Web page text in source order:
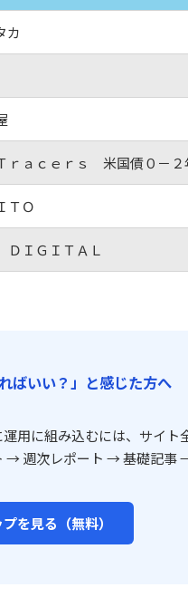
カ
ｒａｃｅｒｓ 米国債０－２
ＴＯ
ＩＧＩＴＡＬ
ばいい？」と感じた方へ
用に組み込むには、サイ
→ 週次レポート → 基礎記事
を見る（無料）